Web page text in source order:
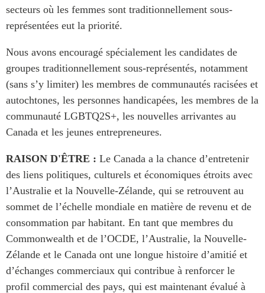
secteurs où les femmes sont traditionnellement sous-
représentées eut la priorité.
Nous avons encouragé spécialement les candidates de
groupes traditionnellement sous-représentés, notamment
(sans s’y limiter) les membres de communautés racisées et
autochtones, les personnes handicapées, les membres de la
communauté LGBTQ2S+, les nouvelles arrivantes au
Canada et les jeunes entrepreneures.
RAISON D'ÊTRE : Le Canada a la chance d’entretenir
des liens politiques, culturels et économiques étroits avec
l’Australie et la Nouvelle-Zélande, qui se retrouvent au
sommet de l’échelle mondiale en matière de revenu et de
consommation par habitant. En tant que membres du
Commonwealth et de l’OCDE, l’Australie, la Nouvelle-
Zélande et le Canada ont une longue histoire d’amitié et
d’échanges commerciaux qui contribue à renforcer le
profil commercial des pays, qui est maintenant évalué à